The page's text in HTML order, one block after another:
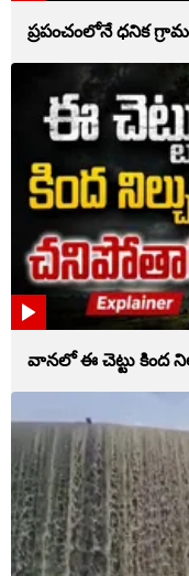
ప్రపంచంలోనే ధనిక
వానలో ఈ చెట్టు కింద